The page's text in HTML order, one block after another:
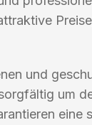
und
um
eine